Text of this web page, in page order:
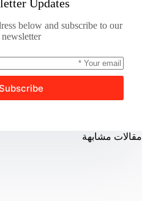
Updates
below and subscribe to our
newsletter
مقالات مشابهة